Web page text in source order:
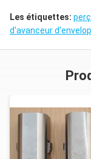
Les étiquettes:
d'avanceur